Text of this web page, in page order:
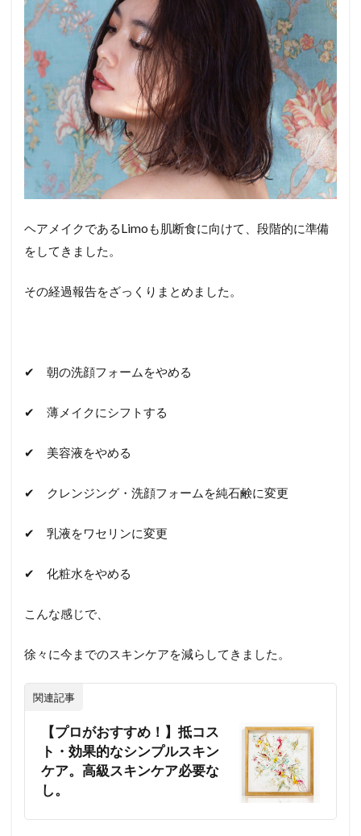
ヘアメイクであるLimoも肌断食に向けて、段階的に準備
をしてきました。
その経過報告をざっくりまとめました。
✔︎ 朝の洗顔フォームをやめる
✔︎ 薄メイクにシフトする
✔︎ 美容液をやめる
✔︎ クレンジング・洗顔フォームを純石鹸に変更
✔︎ 乳液をワセリンに変更
✔︎ 化粧水をやめる
こんな感じで、
徐々に今までのスキンケアを減らしてきました。
関連記事
【プロがおすすめ！】抵コス
ト・効果的なシンプルスキン
ケア。高級スキンケア必要な
し。